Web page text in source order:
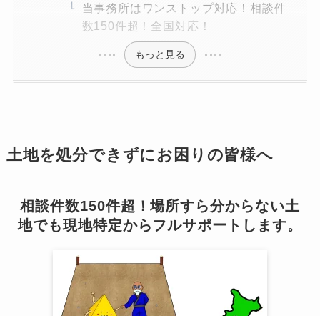
当事務所はワンストップ対応！相談件
数150件超！全国対応！
もっと見る
土地を処分できずにお困りの皆様へ
相談件数150件超！場所すら分からない土
地でも現地特定からフルサポートします。